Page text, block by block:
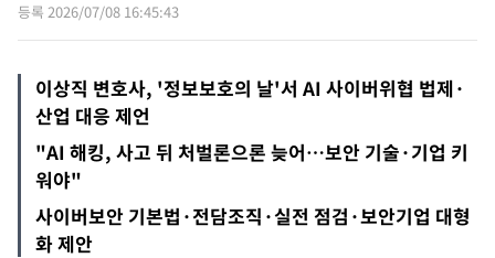
등록 2026/07/08 16:45:43
이상직 변호사, '정보보호의 날'서 AI 사이버위협 법제·
산업 대응 제언
"AI 해킹, 사고 뒤 처벌론으론 늦어…보안 기술·기업 키
워야"
사이버보안 기본법·전담조직·실전 점검·보안기업 대형
화 제안